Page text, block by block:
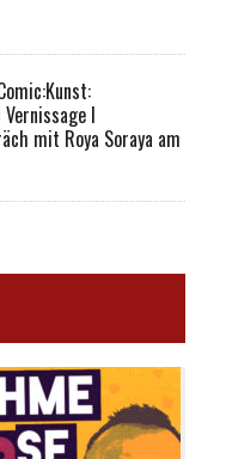
I
mit Roya Soraya am